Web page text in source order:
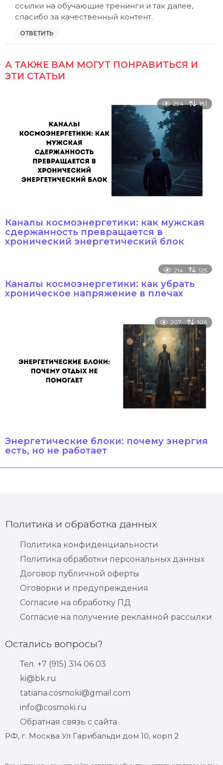
ссылки на обучающие тренинги и так далее,
спасибо за качественный контент.
ОТВЕТИТЬ
А ТАКЖЕ ВАМ МОГУТ ПОНРАВИТЬСЯ И
ЭТИ СТАТЬИ
294 181
Каналы космоэнергетики: как мужская
сдержанность превращается в
хронический энергетический блок
214 125
Каналы космоэнергетики: как убрать
хроническое напряжение в плечах
207 106
Энергетические блоки: почему энергия
есть, но не работает
Политика и обработка данных
Политика конфиденциальности
Политика обработки персональных данных
Договор публичной оферты
Оговорки и предупреждения
Согласие на обработку ПД
Согласие на получение рекламной рассылки
Остались вопросы?
Тел. +7 (915) 314 06 03
ki@bk.ru
tatiana.cosmoki@gmail.com
info@cosmoki.ru
Обратная связь с сайта
РФ, г. Москва Ул Гарибальди дом 10, корп 2